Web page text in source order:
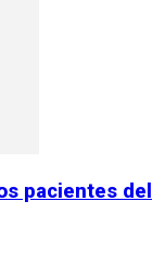
pacientes del